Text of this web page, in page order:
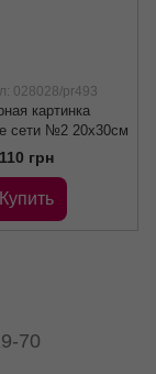
028028/pr493
картинка
сети №2 20х30см
110 грн
Купить
70